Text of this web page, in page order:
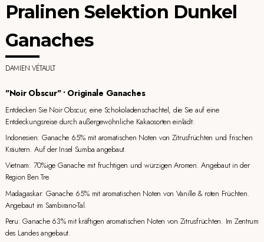
Pralinen Selektion Dunkel
Ganaches
DAMIEN VÉTAULT
"Noir Obscur" • Originale Ganaches
Entdecken Sie Noir Obscur, eine Schokoladenschachtel, die Sie auf eine
Entdeckungsreise durch außergewöhnliche Kakaosorten einlädt:
Indonesien: Ganache 65% mit aromatischen Noten von Zitrusfrüchten und frischen
Kräutern. Auf der Insel Sumba angebaut.
Vietnam: 70%ige Ganache mit fruchtigen und würzigen Aromen. Angebaut in der
Region Ben Tre.
Madagaskar: Ganache 65% mit aromatischen Noten von Vanille & roten Früchten.
Angebaut im Sambirano-Tal.
Peru: Ganache 63% mit kräftigen aromatischen Noten von Zitrusfrüchten. Im Zentrum
des Landes angebaut.